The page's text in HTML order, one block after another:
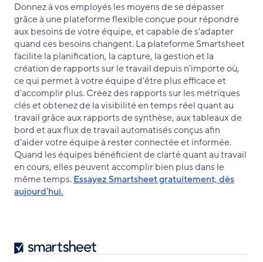
Donnez à vos employés les moyens de se dépasser
grâce à une plateforme flexible conçue pour répondre
aux besoins de votre équipe, et capable de s'adapter
quand ces besoins changent. La plateforme Smartsheet
facilite la planification, la capture, la gestion et la
création de rapports sur le travail depuis n'importe où,
ce qui permet à votre équipe d'être plus efficace et
d'accomplir plus. Créez des rapports sur les métriques
clés et obtenez de la visibilité en temps réel quant au
travail grâce aux rapports de synthèse, aux tableaux de
bord et aux flux de travail automatisés conçus afin
d'aider votre équipe à rester connectée et informée.
Quand les équipes bénéficient de clarté quant au travail
en cours, elles peuvent accomplir bien plus dans le
même temps.Essayez Smartsheet gratuitement, dès
aujourd'hui.
Smartsheet